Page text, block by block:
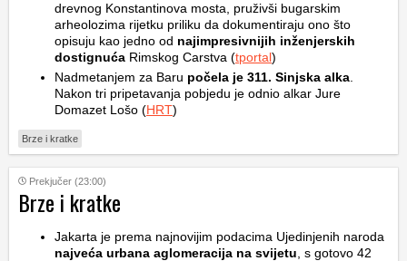
drevnog Konstantinova mosta, pruživši bugarskim
arheolozima rijetku priliku da dokumentiraju ono što
opisuju kao jedno od najimpresivnijih inženjerskih
dostignuća Rimskog Carstva (tportal)
Nadmetanjem za Baru počela je 311. Sinjska alka
Nakon tri pripetavanja pobjedu je odnio alkar Jure
Domazet Lošo (HRT)
Brze i kratke
Prekjučer (23:00)
Brze i kratke
Jakarta je prema najnovijim podacima Ujedinjenih naroda
najveća urbana aglomeracija na svijetu , s gotovo 42